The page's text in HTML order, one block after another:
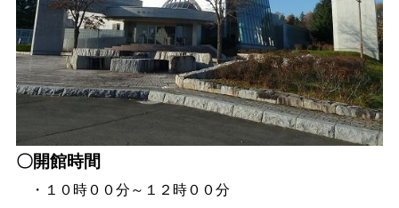
文字サイズ
標準 拡大
〇開館時間
・１０時００分～１２時００分